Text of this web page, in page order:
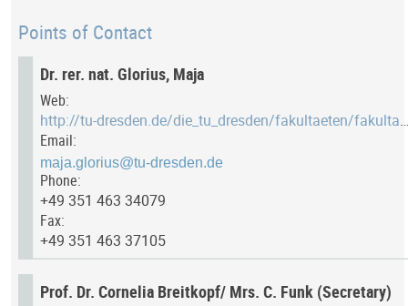
Points of Contact
Dr. rer. nat. Glorius, Maja
Web:
http://tu-dresden.de/die_tu_dresden/
Email:
Phone:
+49 351 463 34079
Fax:
+49 351 463 37105
Prof. Dr. Cornelia Breitkopf/ Mrs. C. Funk (Secretary)